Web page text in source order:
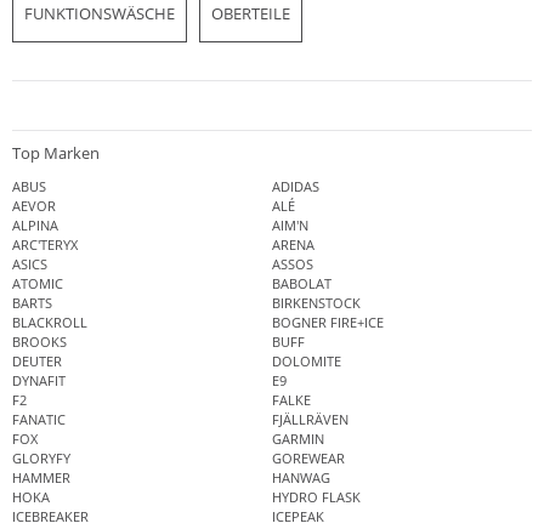
FUNKTIONSWÄSCHE OBERTEILE
Top Marken
ABUS
ADIDAS
AEVOR
ALÉ
ALPINA
AIM'N
ARC'TERYX
ARENA
ASICS
ASSOS
ATOMIC
BABOLAT
BARTS
BIRKENSTOCK
BLACKROLL
BOGNER FIRE+ICE
BROOKS
BUFF
DEUTER
DOLOMITE
DYNAFIT
E9
F2
FALKE
FANATIC
FJÄLLRÄVEN
FOX
GARMIN
GLORYFY
GOREWEAR
HAMMER
HANWAG
HOKA
HYDRO FLASK
ICEBREAKER
ICEPEAK